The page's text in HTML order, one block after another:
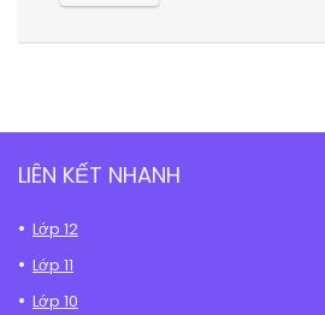
LIÊN KẾT NHANH
Lớp 12
Lớp 11
Lớp 10